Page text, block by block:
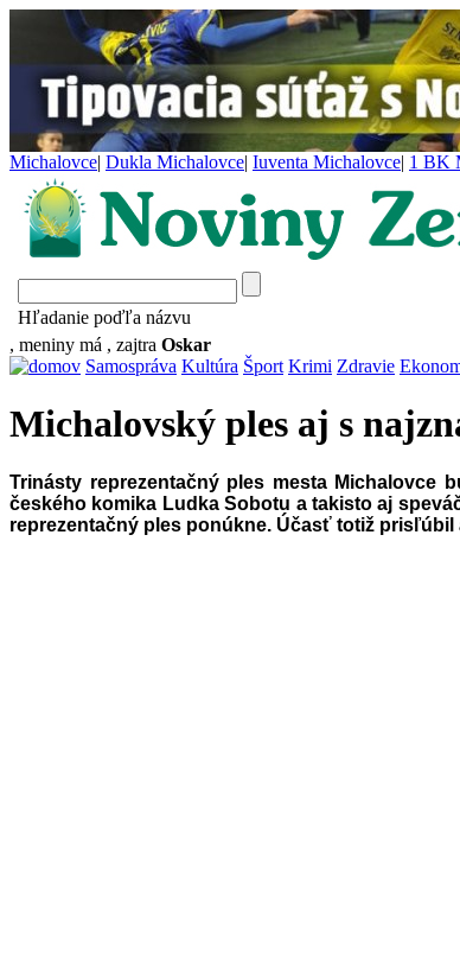
Michalovce| Dukla Michalovce| Iuventa Michalovce| 1 BK
Hľadanie poďľa názvu
, meniny má , zajtra Oskar
Samospráva Kultúra Šport Krimi Zdravie
Michalovský ples aj s
Trinásty reprezentačný ples mesta
českého komika Ludka Sobotu a takisto aj
reprezentačný ples ponúkne. Účasť totiž